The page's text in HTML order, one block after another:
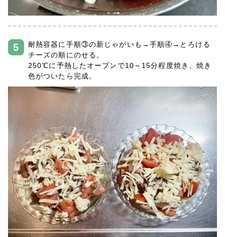
耐熱容器に手順③の新じゃがいも→手順④→とろける
チーズの順にのせる。
250℃に予熱したオーブンで10～15分程度焼き、焼き
色がついたら完成。